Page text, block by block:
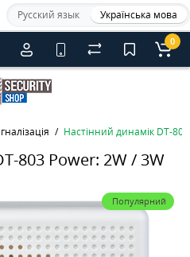
Русский язык Українська мова
0
Настінний динамік DT-
803 Power: 2W / 3W
Популярний